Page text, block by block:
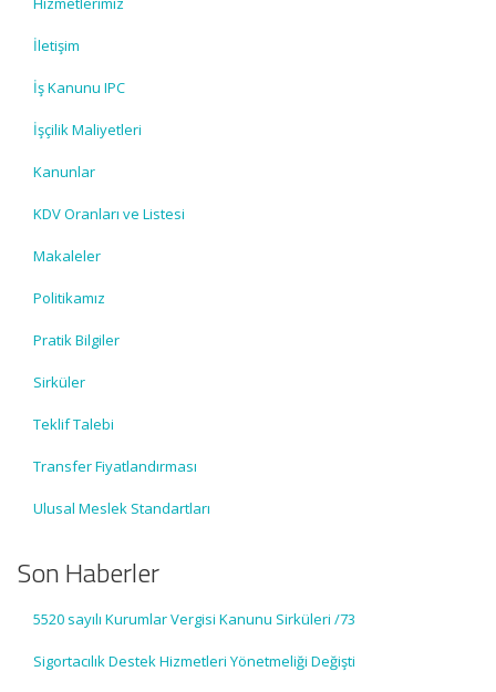
İletişim
İş Kanunu IPC
İşçilik Maliyetleri
Kanunlar
KDV Oranları ve Listesi
Makaleler
Politikamız
Pratik Bilgiler
Sirküler
Teklif Talebi
Transfer Fiyatlandırması
Ulusal Meslek Standartları
Son Haberler
5520 sayılı Kurumlar Vergisi Kanunu Sirküleri /73
Sigortacılık Destek Hizmetleri Yönetmeliği Değişti